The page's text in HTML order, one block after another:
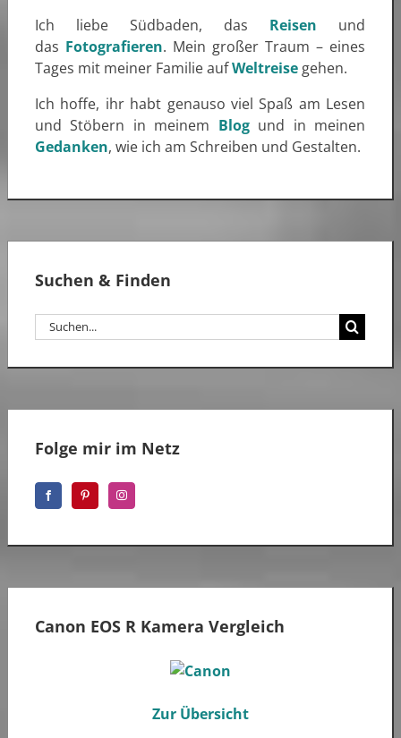
Ich liebe Südbaden, das Reisen und
das Fotografieren. Mein großer Traum – eines
Tages mit meiner Familie aufWeltreise gehen.
Ich hoffe, ihr habt genauso viel Spaß am Lesen
und Stöbern in meinem Blog und in meinen
Gedanken, wie ich am Schreiben und Gestalten.
Suchen & Finden
Suche
nach:
Folge mir im Netz
Canon EOS R Kamera Vergleich
Zur Übersicht